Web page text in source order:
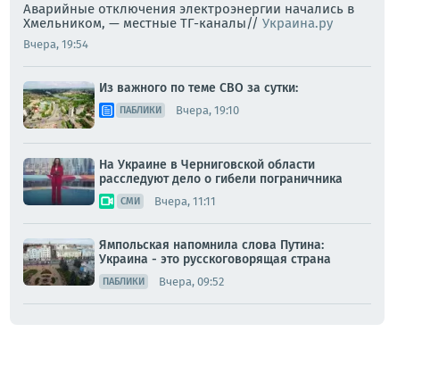
Аварийные отключения электроэнергии начались в
Хмельником, — местные ТГ-каналы// Украина.ру
Вчера, 19:54
Из важного по теме СВО за сутки:
ПАБЛИКИ Вчера, 19:10
На Украине в Черниговской области
расследуют дело о гибели пограничника
СМИ Вчера, 11:11
Ямпольская напомнила слова Путина:
Украина - это русскоговорящая страна
ПАБЛИКИ Вчера, 09:52